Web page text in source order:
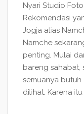
Nyari Studio
Rekomendasi
Jogja alias
Namche
penting. Mulai
bareng sahabat,
semuanya butuh
dilihat. Karena